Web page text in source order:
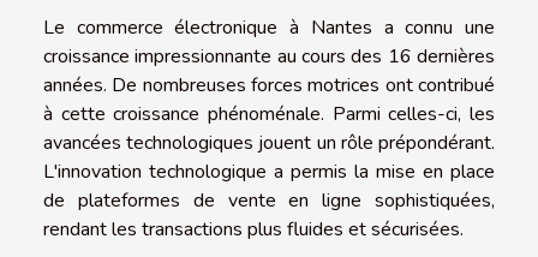
Le commerce électronique à Nantes a connu une
croissance impressionnante au cours des 16 dernières
années. De nombreuses forces motrices ont contribué
à cette croissance phénoménale. Parmi celles-ci, les
avancées technologiques jouent un rôle prépondérant.
L'innovation technologique a permis la mise en place
de plateformes de vente en ligne sophistiquées,
rendant les transactions plus fluides et sécurisées.